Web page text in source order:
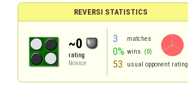
REVERSI STATISTICS
~0
rating
Novice
3 matches
0% wins (0)
53 usual opponent rating